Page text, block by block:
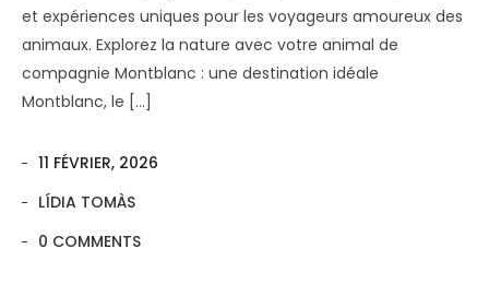
et expériences uniques pour les voyageurs amoureux des
animaux. Explorez la nature avec votre animal de
compagnie Montblanc : une destination idéale
Montblanc, le […]
11 FÉVRIER, 2026
LÍDIA TOMÀS
0 COMMENTS